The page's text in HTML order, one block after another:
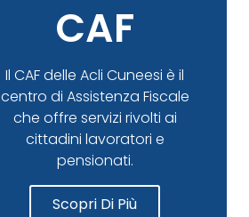
CAF
Il CAF delle Acli Cuneesi è il
centro di Assistenza Fiscale
che offre servizi rivolti ai
cittadini lavoratori e
pensionati.
Scopri Di Più